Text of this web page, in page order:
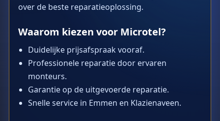
over de beste reparatieoplossing.
Waarom kiezen voor Microtel?
Duidelijke prijsafspraak vooraf.
Professionele reparatie door ervaren
monteurs.
Garantie op de uitgevoerde reparatie.
Snelle service in Emmen en Klazienaveen.